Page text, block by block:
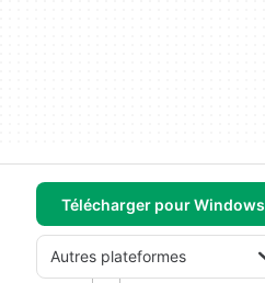
Télécharger pour Windows
Autres plateformes